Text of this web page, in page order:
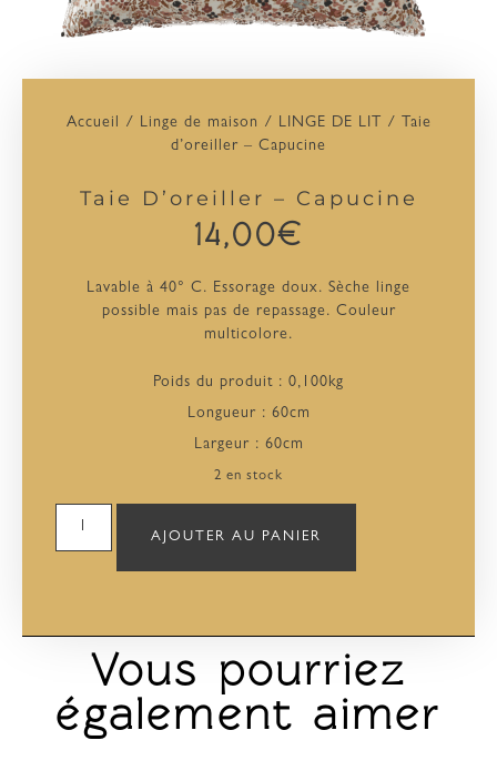
Accueil / Linge de maison / LINGE DE LIT
/ Taie
d’oreiller – Capucine
Taie D’oreiller – Capucine
14,00€
Lavable à 40° C. Essorage doux. Sèche linge
possible mais pas de repassage. Couleur
multicolore.
Poids du produit : 0,100kg
Longueur : 60cm
Largeur : 60cm
2 en stock
AJOUTER AU PANIER
Vous pourriez
également aimer